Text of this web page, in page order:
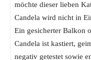
möchte dieser lieben
Candela wird nicht in
Ein gesicherter Balkon
Candela ist kastiert,
negativ getestet sowie